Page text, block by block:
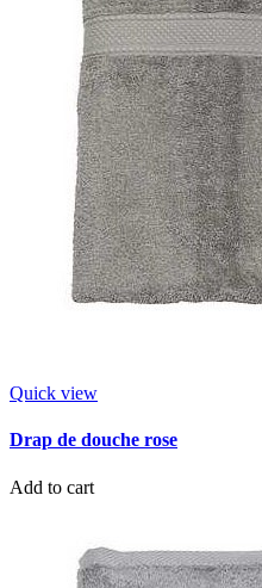
Quick view
Drap de douche rose
Add to cart